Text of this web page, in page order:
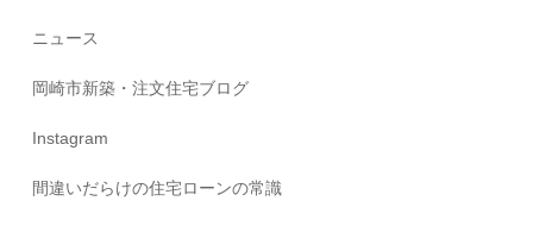
ニュース
岡崎市新築・注文住宅ブログ
Instagram
間違いだらけの住宅ローンの常識